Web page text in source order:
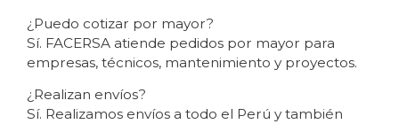
¿Puedo cotizar por mayor?
Sí. FACERSA atiende pedidos por mayor para
empresas, técnicos, mantenimiento y proyectos.
¿Realizan envíos?
Sí. Realizamos envíos a todo el Perú y también